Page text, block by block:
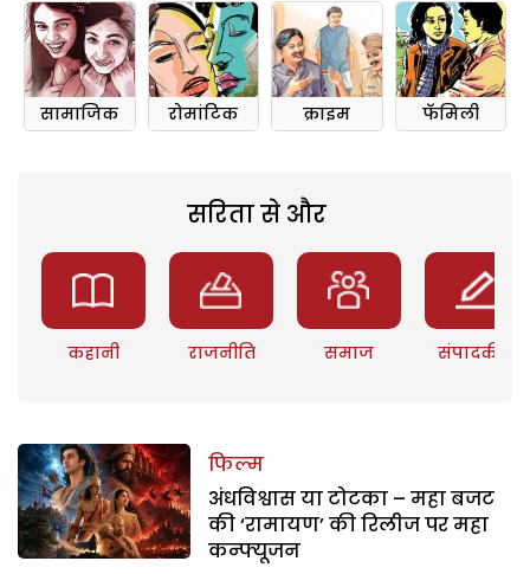
सामाजिक रोमांटिक क्राइम फॅमिली
सरिता से और
कहानी राजनीति समाज संपादकीय
फिल्म
अंधविश्वास या टोटका – महा बजट
की ‘रामायण’ की रिलीज पर महा
कन्फ्यूजन